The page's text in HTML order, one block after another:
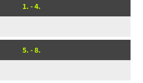
Videos
1. - 4.
5. - 8.